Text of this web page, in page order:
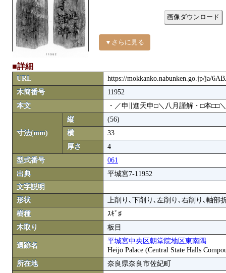
▼さらに見る
画像ダウンロード
■詳細
URL
https://mokkanko.nabunken.go.jp/ja/
木簡番号
11952
本文
・／申∥進天申□＼八月謹解・□本□□
寸法(mm)
縦
(56)
横
33
厚さ
4
型式番号
061
出典
平城宮7-11952
文字説明
形状
上削り､下削り､左削り､右削り､軸部
樹種
ｽｷﾞ♯
木取り
板目
遺跡名
平城宮中央区朝堂院地区東南隅
Heijō Palace (Central State Halls
所在地
奈良県奈良市佐紀町